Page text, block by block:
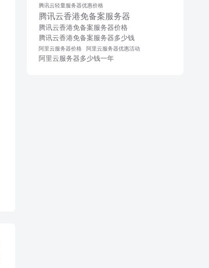
腾讯云轻量服务器优惠价格
腾讯云香港免备案服务器
腾讯云香港免备案服务器价格
腾讯云香港免备案服务器多少钱
阿里云服务器价格 阿里云服务器优惠活动
阿里云服务器多少钱一年